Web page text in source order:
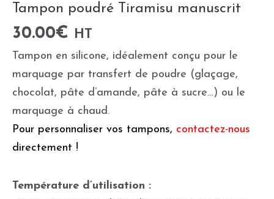
Tampon poudré Tiramisu manuscrit
30.00€ HT
Tampon en silicone, idéalement conçu pour le
marquage par transfert de poudre (glaçage,
chocolat, pâte d’amande, pâte à sucre…) ou le
marquage à chaud.
Pour personnaliser vos tampons, contactez-nous
directement !
Température d’utilisation :